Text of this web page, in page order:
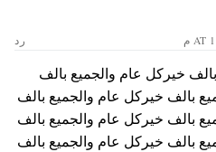
رد
خيركل عام والجميع بالف
بالف خيركل عام والجميع بالف
بالف خيركل عام والجميع بالف
بالف خيركل عام والجميع بالف